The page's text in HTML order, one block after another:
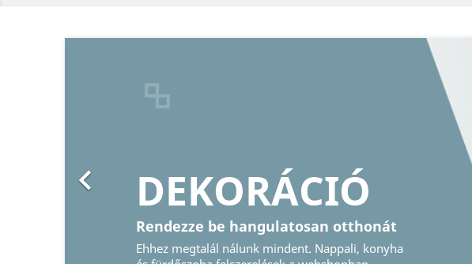
KÉPKERET
Őrizze meg emlékeit
Legyen szó hagyományos vagy digitális

Előző